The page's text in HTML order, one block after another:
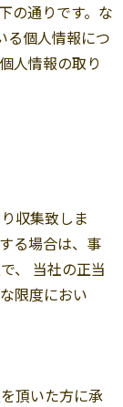
の通りです。な
る個人情報につ
人情報の取り
収集致しま
る場合は、事
、 当社の正当
限度におい
頂いた方に承